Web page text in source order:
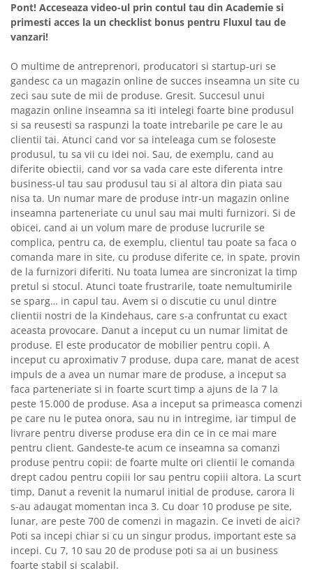
Pont! Acceseaza video-ul prin contul tau din Academie si
primesti acces la un checklist bonus pentru Fluxul tau de
vanzari!
O multime de antreprenori, producatori si startup-uri se
gandesc ca un magazin online de succes inseamna un site cu
zeci sau sute de mii de produse. Gresit. Succesul unui
magazin online inseamna sa iti intelegi foarte bine produsul
si sa reusesti sa raspunzi la toate intrebarile pe care le au
clientii tai. Atunci cand vor sa inteleaga cum se foloseste
produsul, tu sa vii cu idei noi. Sau, de exemplu, cand au
diferite obiectii, cand vor sa vada care este diferenta intre
business-ul tau sau produsul tau si al altora din piata sau
nisa ta. Un numar mare de produse intr-un magazin online
inseamna parteneriate cu unul sau mai multi furnizori. Si de
obicei, cand ai un volum mare de produse lucrurile se
complica, pentru ca, de exemplu, clientul tau poate sa faca o
comanda mare in site, cu produse diferite ce, in spate, provin
de la furnizori diferiti. Nu toata lumea are sincronizat la timp
pretul si stocul. Atunci toate frustrarile, toate nemultumirile
se sparg… in capul tau. Avem si o discutie cu unul dintre
clientii nostri de la Kindehaus, care s-a confruntat cu exact
aceasta provocare. Danut a inceput cu un numar limitat de
produse. El este producator de mobilier pentru copii. A
inceput cu aproximativ 7 produse, dupa care, manat de acest
impuls de a avea un numar mare de produse, a inceput sa
faca parteneriate si in foarte scurt timp a ajuns de la 7 la
peste 15.000 de produse. Asa a inceput sa primeasca comenzi
pe care nu le putea onora, sau nu in intregime, iar timpul de
livrare pentru diverse produse era din ce in ce mai mare
pentru client. Gandeste-te acum ce inseamna sa comanzi
produse pentru copii: de foarte multe ori clientii le comanda
drept cadou pentru copiii lor sau pentru copiii altora. La scurt
timp, Danut a revenit la numarul initial de produse, carora li
s-au adaugat momentan inca 3. Cu doar 10 produse pe site,
lunar, are peste 700 de comenzi in magazin. Ce inveti de aici?
Poti sa incepi chiar si cu un singur produs, important este sa
incepi. Cu 7, 10 sau 20 de produse poti sa ai un business
foarte stabil si scalabil.